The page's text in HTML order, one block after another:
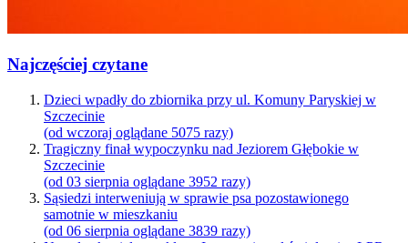
Najczęściej czytane
Dzieci wpadły do zbiornika przy ul. Komuny Paryskiej w
Szczecinie
(od wczoraj oglądane 5075 razy)
Tragiczny finał wypoczynku nad Jeziorem Głębokie w
Szczecinie
(od 03 sierpnia oglądane 3952 razy)
Sąsiedzi interweniują w sprawie psa pozostawionego
samotnie w mieszkaniu
(od 06 sierpnia oglądane 3839 razy)